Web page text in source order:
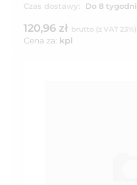
Czas dostawy: Do 8 tygodni
120,96 zł brutto (z VAT 23%)
Cena za: kpl